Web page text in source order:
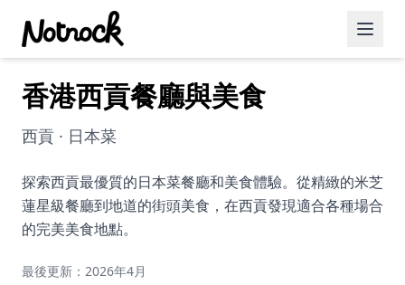
精選活動
博客文章
約會好去處
美食佳餚
香港西貢餐廳與美食
西貢 · 日本菜
探索西貢最優質的日本菜餐廳和美食體驗。從精緻的米芝
蓮星級餐廳到地道的街頭美食，在西貢發現適合各種場合
的完美美食地點。
最後更新：2026年4月